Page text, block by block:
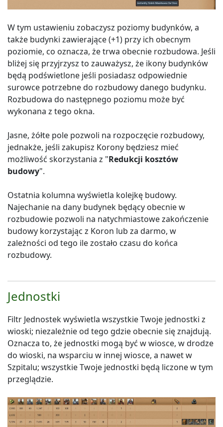
W tym ustawieniu zobaczysz poziomy budynków, a
także budynki zawierające (+1) przy ich obecnym
poziomie, co oznacza, że trwa obecnie rozbudowa. Jeśli
bliżej się przyjrzysz to zauważysz, że ikony budynków
będą podświetlone jeśli posiadasz odpowiednie
surowce potrzebne do rozbudowy danego budynku.
Rozbudowa do następnego poziomu może być
wykonana z tego okna.
Jasne, żółte pole pozwoli na rozpoczęcie rozbudowy,
jednakże, jeśli zakupisz Korony będziesz mieć
możliwość skorzystania z "Redukcji kosztów
budowy".
Ostatnia kolumna wyświetla kolejkę budowy.
Najechanie na dany budynek będący obecnie w
rozbudowie pozwoli na natychmiastowe zakończenie
budowy korzystając z Koron lub za darmo, w
zależności od tego ile zostało czasu do końca
rozbudowy.
Jednostki
Filtr Jednostek wyświetla wszystkie Twoje jednostki z
wioski; niezależnie od tego gdzie obecnie się znajdują.
Oznacza to, że jednostki mogą być w wiosce, w drodze
do wioski, na wsparciu w innej wiosce, a nawet w
Szpitalu; wszystkie Twoje jednostki będą liczone w tym
przeglądzie.